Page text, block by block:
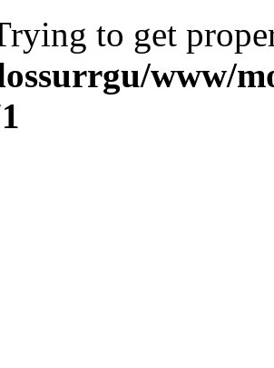
to get
www/